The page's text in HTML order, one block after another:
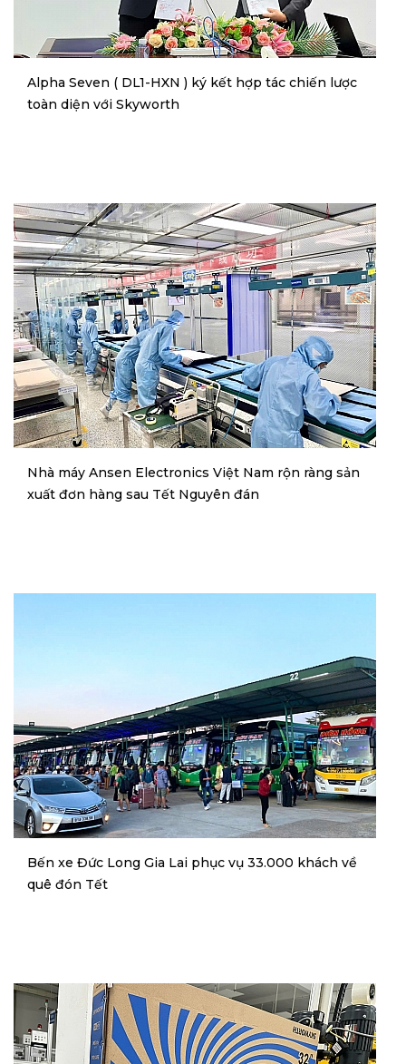
Alpha Seven ( DL1-HXN ) ký kết hợp tác chiến lược
toàn diện với Skyworth
Nhà máy Ansen Electronics Việt Nam rộn ràng sản
xuất đơn hàng sau Tết Nguyên đán
Bến xe Đức Long Gia Lai phục vụ 33.000 khách về
quê đón Tết